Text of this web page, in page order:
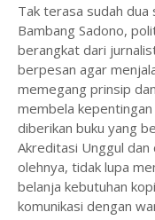
Tak terasa sudah
Bambang Sadono,
berangkat dari
berpesan agar
memegang prinsip
membela
diberikan buku yang
Akreditasi Unggul
olehnya, tidak lupa
belanja kebutuhan
komunikasi dengan